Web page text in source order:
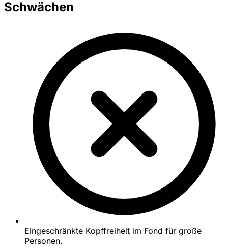
Schwächen
Eingeschränkte Kopffreiheit im Fond für große
Personen.